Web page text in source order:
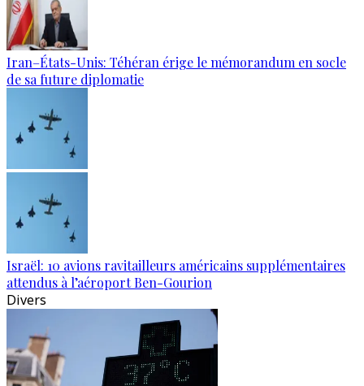
Iran–États-Unis: Téhéran érige le mémorandum en socle
de sa future diplomatie
Israël: 10 avions ravitailleurs américains supplémentaires
attendus à l’aéroport Ben-Gourion
Divers